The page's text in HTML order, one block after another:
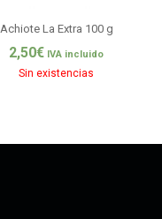
Achiote La Extra 100 g
2,50€ IVA incluido
Sin existencias